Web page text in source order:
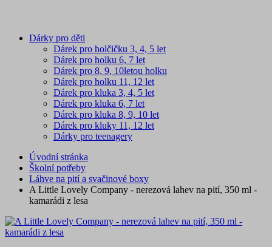
Dárky pro děti
Dárek pro holčičku 3, 4, 5 let
Dárek pro holku 6, 7 let
Dárek pro 8, 9, 10letou holku
Dárek pro holku 11, 12 let
Dárek pro kluka 3, 4, 5 let
Dárek pro kluka 6, 7 let
Dárek pro kluka 8, 9, 10 let
Dárek pro kluky 11, 12 let
Dárky pro teenagery
Úvodní stránka
Školní potřeby
Láhve na pití a svačinové boxy
A Little Lovely Company - nerezová lahev na pití, 350 ml -
kamarádi z lesa